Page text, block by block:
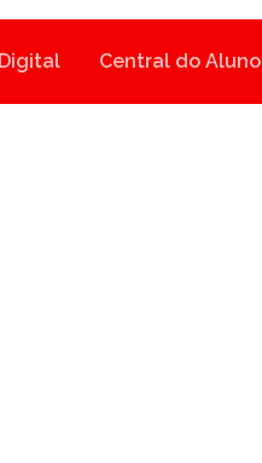
Central do Aluno